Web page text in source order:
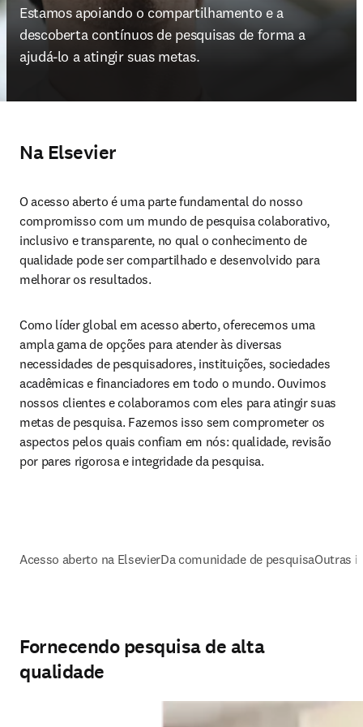
Estamos apoiando o compartilhamento e a
descoberta contínuos de pesquisas de forma a
ajudá-lo a atingir suas metas.
Na Elsevier
O acesso aberto é uma parte fundamental do nosso
compromisso com um mundo de pesquisa colaborativo,
inclusivo e transparente, no qual o conhecimento de
qualidade pode ser compartilhado e desenvolvido para
melhorar os resultados.
Como líder global em acesso aberto, oferecemos uma
ampla gama de opções para atender às diversas
necessidades de pesquisadores, instituições, sociedades
acadêmicas e financiadores em todo o mundo. Ouvimos
nossos clientes e colaboramos com eles para atingir suas
metas de pesquisa. Fazemos isso sem comprometer os
aspectos pelos quais confiam em nós: qualidade, revisão
por pares rigorosa e integridade da pesquisa.
Acesso aberto na ElsevierDa comunidade de pesquisaOutras
Fornecendo pesquisa de alta
qualidade